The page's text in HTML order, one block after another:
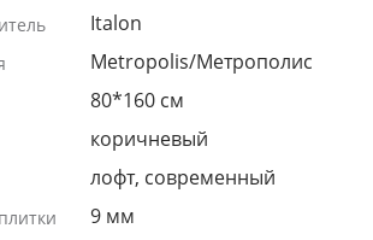
Italon
Metropolis/Метрополис
80*160 см
коричневый
лофт, современный
9 мм